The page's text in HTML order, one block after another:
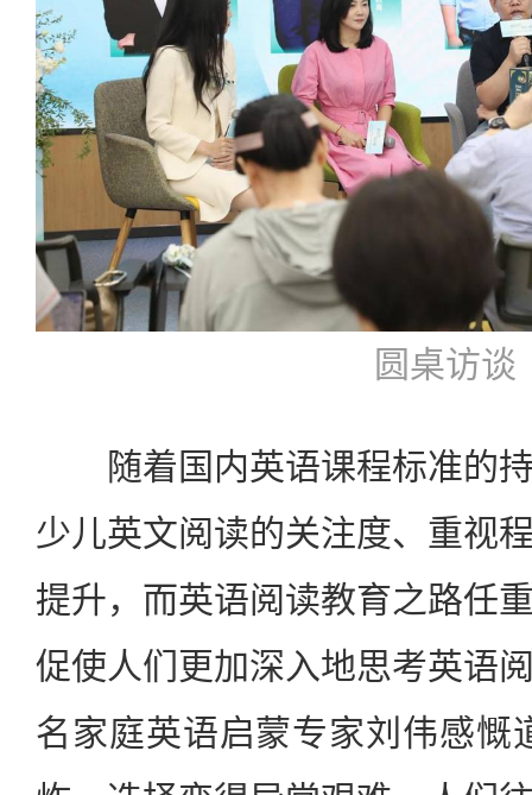
圆桌访谈
随着国内英语课程标准的持
少儿英文阅读的关注度、重视
提升，而英语阅读教育之路任
促使人们更加深入地思考英语
名家庭英语启蒙专家刘伟感慨